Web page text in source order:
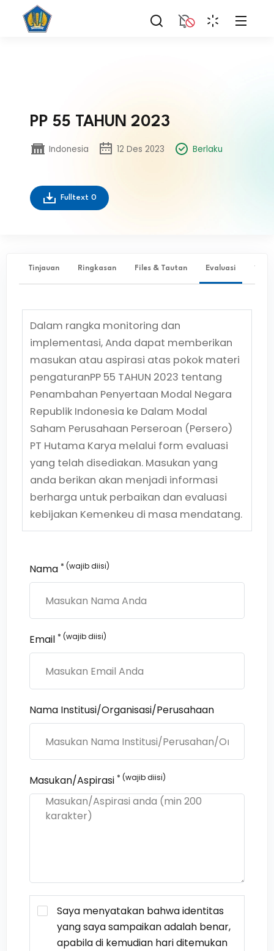
PP 55 TAHUN 2023
Indonesia 12 Des 2023 Berlaku
Fulltext 0
Tinjauan Ringkasan Files & Tautan Evaluasi ✨
Dalam rangka monitoring dan
implementasi, Anda dapat memberikan
masukan atau aspirasi atas pokok materi
pengaturanPP 55 TAHUN 2023 tentang
Penambahan Penyertaan Modal Negara
Republik Indonesia ke Dalam Modal
Saham Perusahaan Perseroan (Persero)
PT Hutama Karya melalui form evaluasi
yang telah disediakan. Masukan yang
anda berikan akan menjadi informasi
berharga untuk perbaikan dan evaluasi
kebijakan Kemenkeu di masa mendatang.
Nama * (wajib diisi)
Email * (wajib diisi)
Nama Institusi/Organisasi/Perusahaan
Masukan/Aspirasi * (wajib diisi)
Saya menyatakan bahwa identitas
yang saya sampaikan adalah benar,
apabila di kemudian hari ditemukan